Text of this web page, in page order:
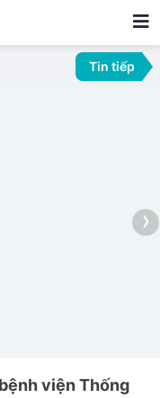
Tin tiếp
›
viện Thống